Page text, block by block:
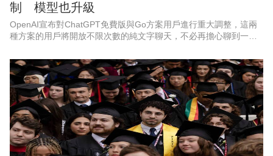
制 模型也升級
OpenAI宣布對ChatGPT免費版與Go方案用戶進行重大調整，這兩
種方案的用戶將開放不限次數的純文字聊天，不必再擔心聊到一半